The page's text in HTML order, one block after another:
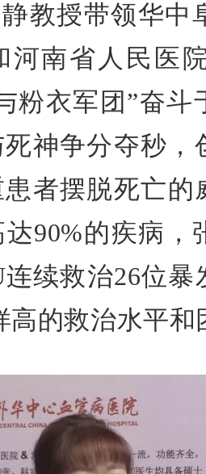
教授带领华中
河南省人民医
粉衣军团”奋
神争分夺秒
患者摆脱死亡
90%的疾病
连续救治26位
高的救治水平